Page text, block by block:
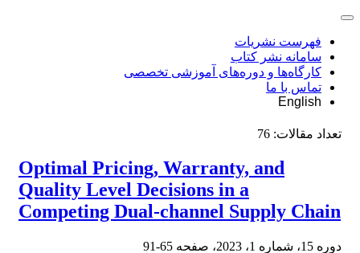
فهرست نشریات
سامانه نشر کتاب
کارگاه‌ها و دوره‌های آموزشی تخصصی
تماس با ما
English
تعداد مقالات: 76
Optimal Pricing, Warranty, and
Quality Level Decisions in a
Competing Dual-channel Supply Chain
دوره 15، شماره 1، 2023، صفحه 65-91